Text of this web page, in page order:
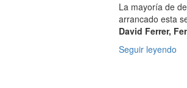
La mayoría de
arrancado esta
David Ferrer,
Seguir leyendo